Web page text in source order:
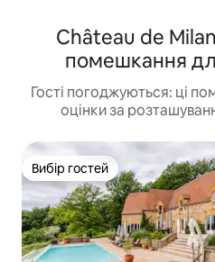
Château de
помешкання
Гості погоджуються: ці
оцінки за
Вибір гостей
Вибір гостей